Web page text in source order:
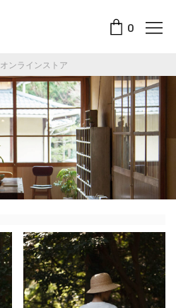
0
オンラインストア